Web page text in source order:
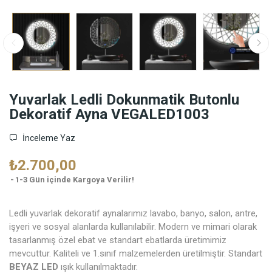
Yuvarlak Ledli Dokunmatik Butonlu
Dekoratif Ayna VEGALED1003
İnceleme Yaz
₺2.700,00
1-3 Gün içinde Kargoya Verilir!
Ledli yuvarlak dekoratif aynalarımız lavabo, banyo, salon, antre,
işyeri ve sosyal alanlarda kullanılabilir. Modern ve mimari olarak
tasarlanmış özel ebat ve standart ebatlarda üretimimiz
mevcuttur. Kaliteli ve 1.sınıf malzemelerden üretilmiştir. Standart
BEYAZ LED ışık kullanılmaktadır.